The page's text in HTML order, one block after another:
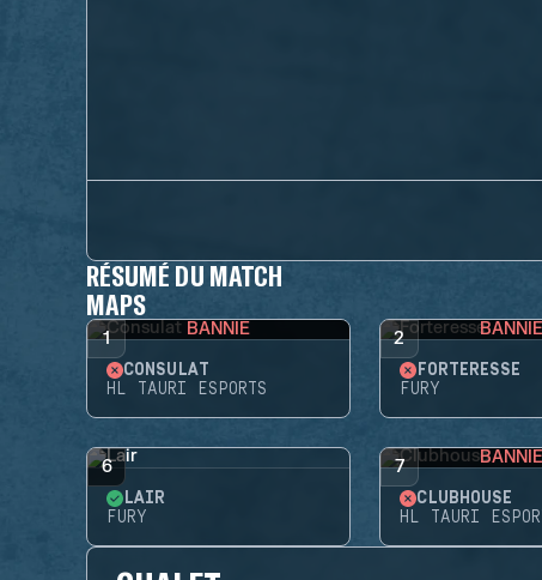
RÉSUMÉ DU MATCH
MAPS
1 BANNIE
CONSULAT
HL TAURI ESPORTS
2 BANNIE
FORTERESSE
FURY
6
LAIR
FURY
7 BANNIE
CLUBHOUSE
HL TAURI